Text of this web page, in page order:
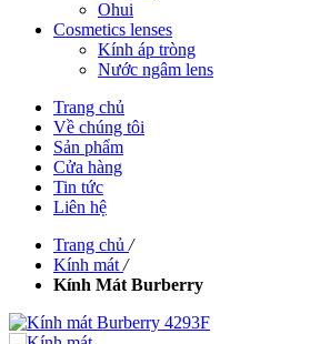
Ohui
Cosmetics lenses
Kính áp tròng
Nước ngâm lens
Trang chủ
Về chúng tôi
Sản phẩm
Cửa hàng
Tin tức
Liên hệ
Trang chủ /
Kính mát /
Kính Mát Burberry